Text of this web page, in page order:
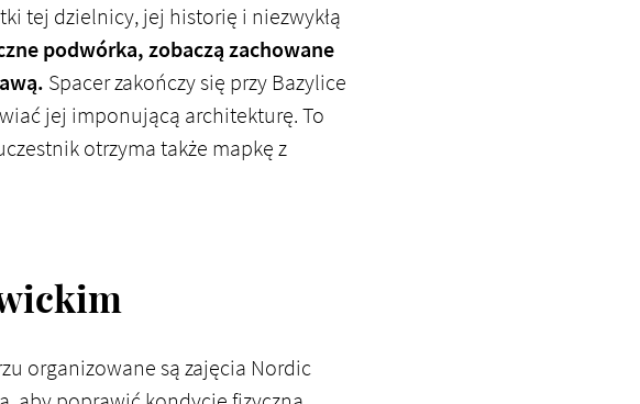
tej dzielnicy, jej historię i niezwykłą
podwórka, zobaczą zachowane
Spacer zakończy się przy Bazylice
jej imponującą architekturę. To
otrzyma także mapkę z
organizowane są zajęcia Nordic